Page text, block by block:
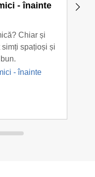
- înainte
Chiar și
spațioși și
- înainte